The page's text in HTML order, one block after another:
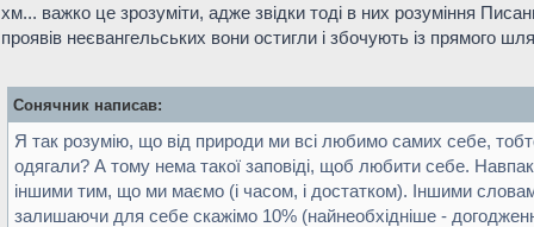
хм... важко це зрозуміти, адже звідки тоді в них розуміння
проявів неєвангельських вони остигли і збочують із прямого
Сонячник написав:
Я так розумію, що від природи ми всі любимо самих себе,
одягали? А тому нема такої заповіді, щоб любити себе.
іншими тим, що ми маємо (і часом, і достатком). Іншими
залишаючи для себе скажімо 10% (найнеобхідніше -